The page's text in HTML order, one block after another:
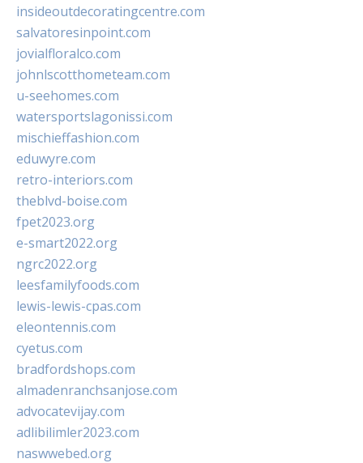
insideoutdecoratingcentre.com
salvatoresinpoint.com
jovialfloralco.com
johnlscotthometeam.com
u-seehomes.com
watersportslagonissi.com
mischieffashion.com
eduwyre.com
retro-interiors.com
theblvd-boise.com
fpet2023.org
e-smart2022.org
ngrc2022.org
leesfamilyfoods.com
lewis-lewis-cpas.com
eleontennis.com
cyetus.com
bradfordshops.com
almadenranchsanjose.com
advocatevijay.com
adlibilimler2023.com
naswwebed.org